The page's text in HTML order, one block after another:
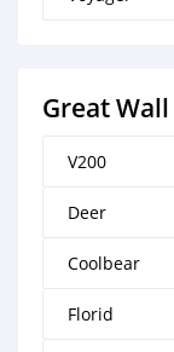
Great Wall
V200
Deer
Coolbear
Florid